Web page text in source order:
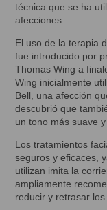
técnica que se ha
afecciones.
El uso de la terapia
fue introducido por
Thomas Wing a
Wing inicialmente
Bell, una afección
descubrió que
un tono más suave
Los tratamientos
seguros y eficaces,
utilizan imita la
ampliamente
reducir y retrasar